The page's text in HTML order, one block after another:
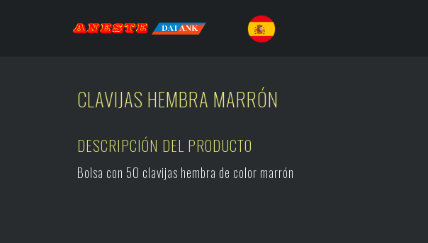
CLAVIJAS HEMBRA MARRÓN
DESCRIPCIÓN DEL PRODUCTO
Bolsa con 50 clavijas hembra de color marrón